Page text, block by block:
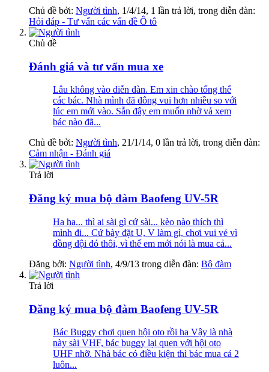
Chủ đề bởi: Người tình, 1/4/14, 1 lần trả lời, trong diễn đàn:
Hỏi đáp - Tư vấn các vấn đề Ô tô
Chủ đề
Đánh giá và tư vấn mua xe
Lâu không vào diễn đàn. Em xin chào tổng thể
các bác. Nhà mình đã đông vui hơn nhiều so với
lúc em mới vào. Sẵn đây em muốn nhờ vả xem
bác nào đã...
Chủ đề bởi: Người tình, 21/1/14, 0 lần trả lời, trong diễn đàn:
Cảm nhận - Đánh giá
Trả lời
Đăng ký mua bộ đàm Baofeng UV-5R
Ha ha... thì ai sài gì cứ sài... kèo nào thích thì
mình đi... Cứ bày đặt U, V làm gì, chơi vui vẻ vì
đồng đội đó thôi, vì thế em mới nói là mua cả...
Đăng bởi: Người tình, 4/9/13 trong diễn đàn: Bộ đàm
Trả lời
Đăng ký mua bộ đàm Baofeng UV-5R
Bác Buggy chơi quen hội oto rồi ha Vậy là nhà
này sài VHF, bác buggy lại quen với hội oto
UHF nhỡ. Nhà bác có điều kiện thì bác mua cả 2
luôn...